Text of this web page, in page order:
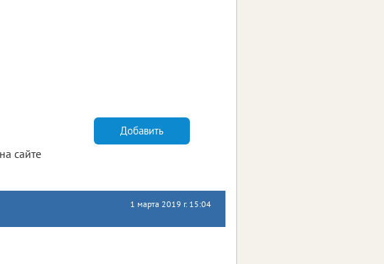
сайте
Добавить
1 марта 2019 г. 15:04